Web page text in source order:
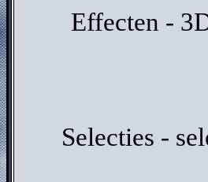
Effecten -
Selecties -